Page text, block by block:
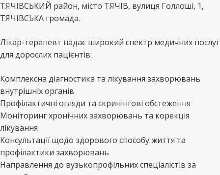
ТЯЧІВСЬКИЙ район, місто ТЯЧІВ, вулиця Голлоші, 1,
ТЯЧІВСЬКА громада.
Лікар-терапевт надає широкий спектр медичних послуг
для дорослих пацієнтів:
Комплексна діагностика та лікування захворювань
внутрішніх органів
Профілактичні огляди та скринінгові обстеження
Моніторинг хронічних захворювань та корекція
лікування
Консультації щодо здорового способу життя та
профілактики захворювань
Направлення до вузькопрофільних спеціалістів за